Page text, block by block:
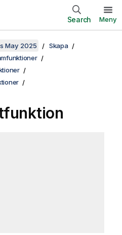
Search Meny
May 2025
Skapa